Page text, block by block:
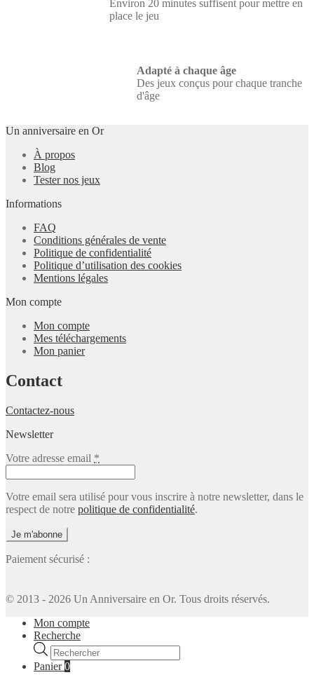
Environ 20 minutes suffisent pour mettre en
place le jeu
Adapté à chaque âge
Des jeux conçus pour chaque tranche
d'âge
Un anniversaire en Or
À propos
Blog
Tester nos jeux
Informations
FAQ
Conditions générales de vente
Politique de confidentialité
Politique d’utilisation des cookies
Mentions légales
Mon compte
Mon compte
Mes téléchargements
Mon panier
Contact
Contactez-nous
Newsletter
Votre adresse email *
Votre email sera utilisé pour vous inscrire à notre newsletter, dans le
respect de notre politique de confidentialité.
Paiement sécurisé :
© 2013 - 2026 Un Anniversaire en Or. Tous droits réservés.
Mon compte
Recherche
Recherche
de
produits
Panier0